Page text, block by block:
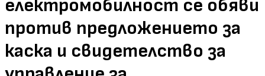
електромобилност се обяви
против предложението за
каска и свидетелство за